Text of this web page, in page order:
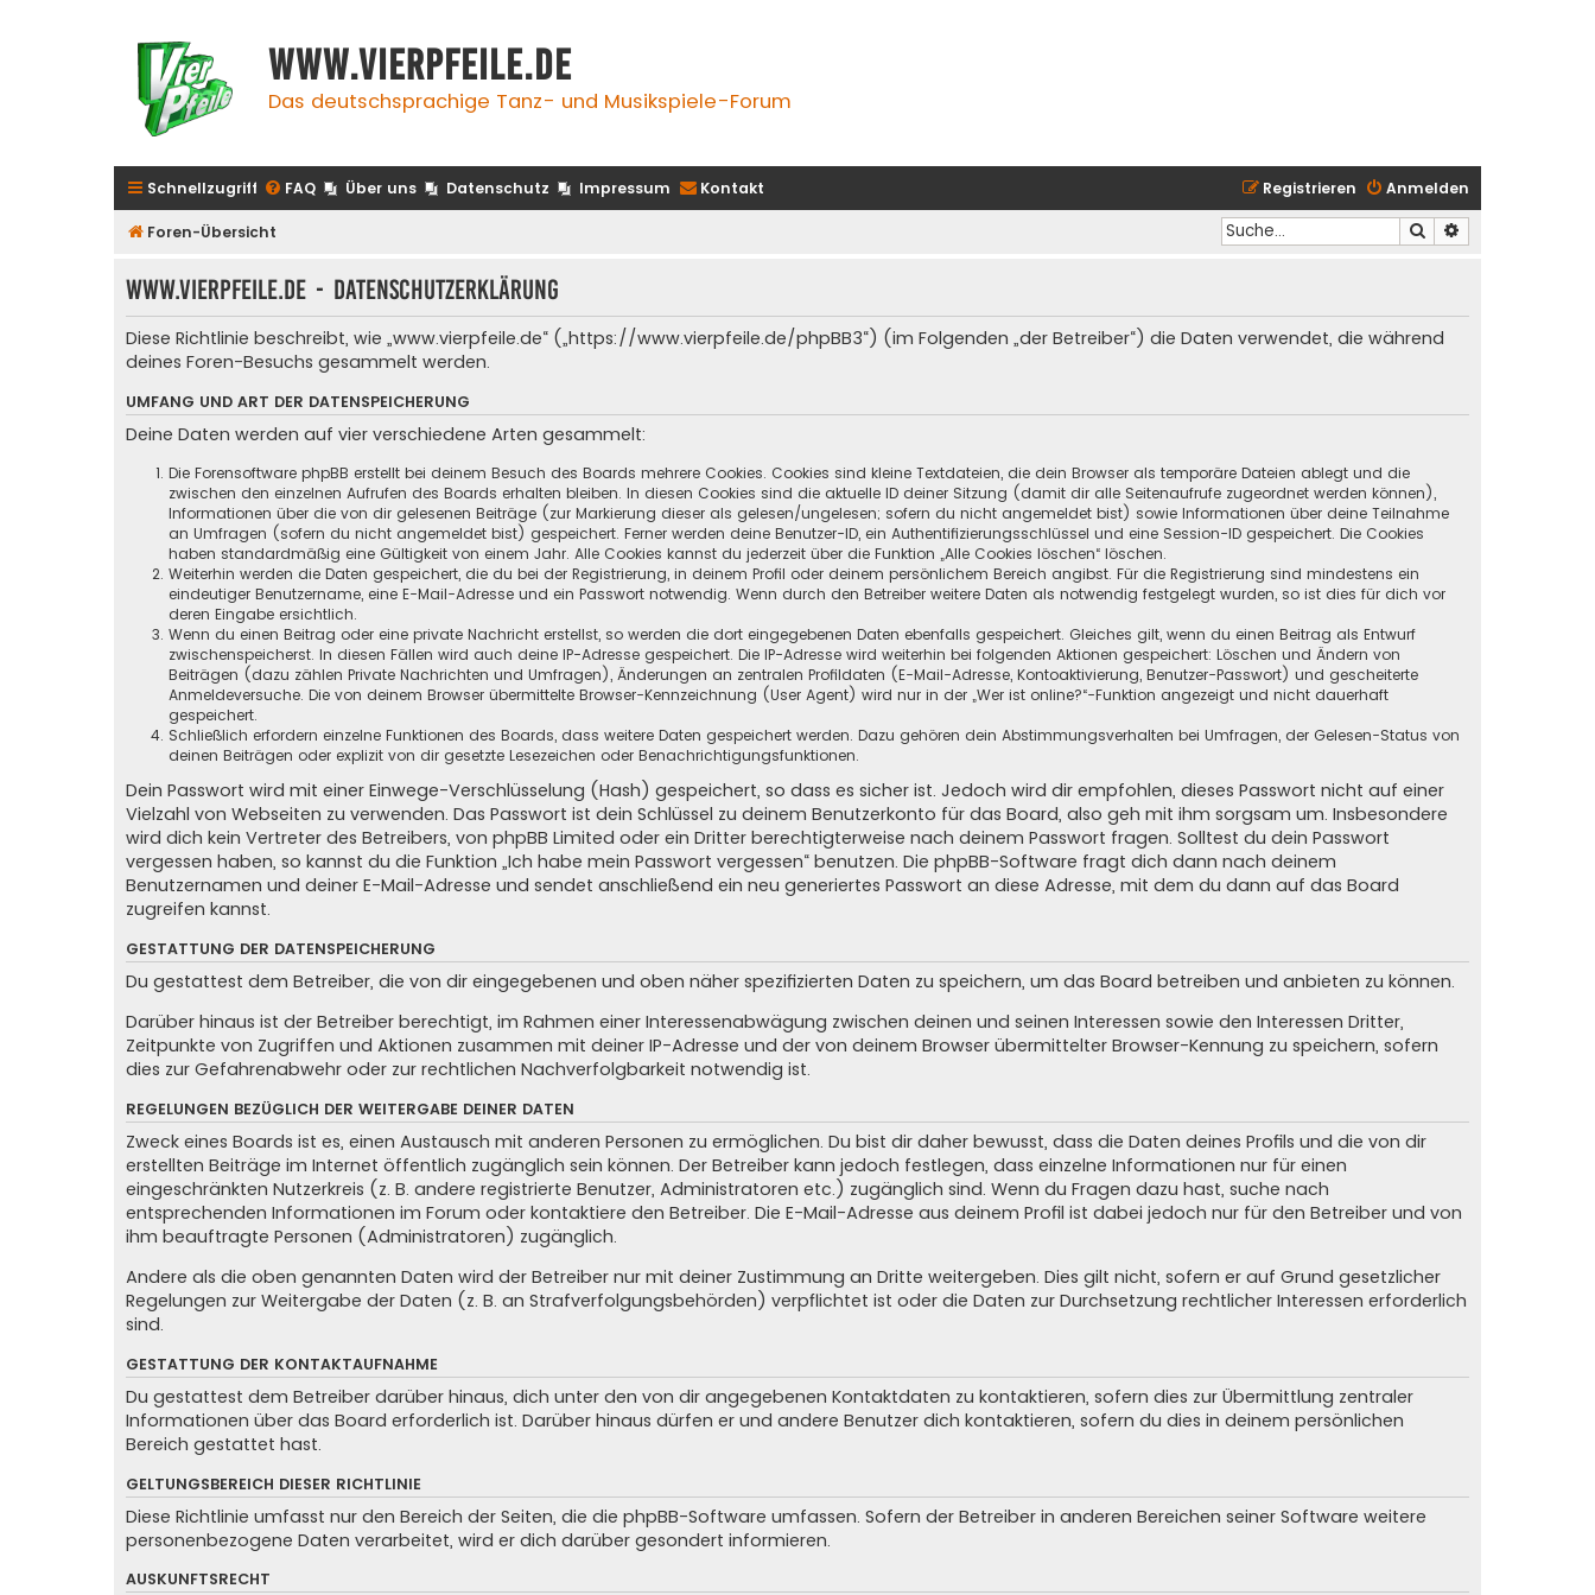
www.vierpfeile.de
Das deutschsprachige Tanz- und Musikspiele-Forum
Schnellzugriff FAQ Über uns Datenschutz Impressum Kontakt Anmelden
Registrieren
Foren-Übersicht Suche
www.vierpfeile.de - Datenschutzerklärung
Diese Richtlinie beschreibt, wie „www.vierpfeile.de“ („https://www.vierpfeile.de/phpBB3“) (im Folgenden „der Betreiber“) die Daten verwendet, die während
deines Foren-Besuchs gesammelt werden.
UMFANG UND ART DER DATENSPEICHERUNG
Deine Daten werden auf vier verschiedene Arten gesammelt:
Die Forensoftware phpBB erstellt bei deinem Besuch des Boards mehrere Cookies. Cookies sind kleine Textdateien, die dein Browser als temporäre Dateien ablegt und die
zwischen den einzelnen Aufrufen des Boards erhalten bleiben. In diesen Cookies sind die aktuelle ID deiner Sitzung (damit dir alle Seitenaufrufe zugeordnet werden können),
Informationen über die von dir gelesenen Beiträge (zur Markierung dieser als gelesen/ungelesen; sofern du nicht angemeldet bist) sowie Informationen über deine Teilnahme
an Umfragen (sofern du nicht angemeldet bist) gespeichert. Ferner werden deine Benutzer-ID, ein Authentifizierungsschlüssel und eine Session-ID gespeichert. Die Cookies
haben standardmäßig eine Gültigkeit von einem Jahr. Alle Cookies kannst du jederzeit über die Funktion „Alle Cookies löschen“ löschen.
Weiterhin werden die Daten gespeichert, die du bei der Registrierung, in deinem Profil oder deinem persönlichem Bereich angibst. Für die Registrierung sind mindestens ein
eindeutiger Benutzername, eine E-Mail-Adresse und ein Passwort notwendig. Wenn durch den Betreiber weitere Daten als notwendig festgelegt wurden, so ist dies für dich vor
deren Eingabe ersichtlich.
Wenn du einen Beitrag oder eine private Nachricht erstellst, so werden die dort eingegebenen Daten ebenfalls gespeichert. Gleiches gilt, wenn du einen Beitrag als Entwurf
zwischenspeicherst. In diesen Fällen wird auch deine IP-Adresse gespeichert. Die IP-Adresse wird weiterhin bei folgenden Aktionen gespeichert: Löschen und Ändern von
Beiträgen (dazu zählen Private Nachrichten und Umfragen), Änderungen an zentralen Profildaten (E-Mail-Adresse, Kontoaktivierung, Benutzer-Passwort) und gescheiterte
Anmeldeversuche. Die von deinem Browser übermittelte Browser-Kennzeichnung (User Agent) wird nur in der „Wer ist online?“-Funktion angezeigt und nicht dauerhaft
gespeichert.
Schließlich erfordern einzelne Funktionen des Boards, dass weitere Daten gespeichert werden. Dazu gehören dein Abstimmungsverhalten bei Umfragen, der Gelesen-Status von
deinen Beiträgen oder explizit von dir gesetzte Lesezeichen oder Benachrichtigungsfunktionen.
Dein Passwort wird mit einer Einwege-Verschlüsselung (Hash) gespeichert, so dass es sicher ist. Jedoch wird dir empfohlen, dieses Passwort nicht auf einer
Vielzahl von Webseiten zu verwenden. Das Passwort ist dein Schlüssel zu deinem Benutzerkonto für das Board, also geh mit ihm sorgsam um. Insbesondere
wird dich kein Vertreter des Betreibers, von phpBB Limited oder ein Dritter berechtigterweise nach deinem Passwort fragen. Solltest du dein Passwort
vergessen haben, so kannst du die Funktion „Ich habe mein Passwort vergessen“ benutzen. Die phpBB-Software fragt dich dann nach deinem
Benutzernamen und deiner E-Mail-Adresse und sendet anschließend ein neu generiertes Passwort an diese Adresse, mit dem du dann auf das Board
zugreifen kannst.
GESTATTUNG DER DATENSPEICHERUNG
Du gestattest dem Betreiber, die von dir eingegebenen und oben näher spezifizierten Daten zu speichern, um das Board betreiben und anbieten zu können.
Darüber hinaus ist der Betreiber berechtigt, im Rahmen einer Interessenabwägung zwischen deinen und seinen Interessen sowie den Interessen Dritter,
Zeitpunkte von Zugriffen und Aktionen zusammen mit deiner IP-Adresse und der von deinem Browser übermittelter Browser-Kennung zu speichern, sofern
dies zur Gefahrenabwehr oder zur rechtlichen Nachverfolgbarkeit notwendig ist.
REGELUNGEN BEZÜGLICH DER WEITERGABE DEINER DATEN
Zweck eines Boards ist es, einen Austausch mit anderen Personen zu ermöglichen. Du bist dir daher bewusst, dass die Daten deines Profils und die von dir
erstellten Beiträge im Internet öffentlich zugänglich sein können. Der Betreiber kann jedoch festlegen, dass einzelne Informationen nur für einen
eingeschränkten Nutzerkreis (z. B. andere registrierte Benutzer, Administratoren etc.) zugänglich sind. Wenn du Fragen dazu hast, suche nach
entsprechenden Informationen im Forum oder kontaktiere den Betreiber. Die E-Mail-Adresse aus deinem Profil ist dabei jedoch nur für den Betreiber und von
ihm beauftragte Personen (Administratoren) zugänglich.
Andere als die oben genannten Daten wird der Betreiber nur mit deiner Zustimmung an Dritte weitergeben. Dies gilt nicht, sofern er auf Grund gesetzlicher
Regelungen zur Weitergabe der Daten (z. B. an Strafverfolgungsbehörden) verpflichtet ist oder die Daten zur Durchsetzung rechtlicher Interessen erforderlich
sind.
GESTATTUNG DER KONTAKTAUFNAHME
Du gestattest dem Betreiber darüber hinaus, dich unter den von dir angegebenen Kontaktdaten zu kontaktieren, sofern dies zur Übermittlung zentraler
Informationen über das Board erforderlich ist. Darüber hinaus dürfen er und andere Benutzer dich kontaktieren, sofern du dies in deinem persönlichen
Bereich gestattet hast.
GELTUNGSBEREICH DIESER RICHTLINIE
Diese Richtlinie umfasst nur den Bereich der Seiten, die die phpBB-Software umfassen. Sofern der Betreiber in anderen Bereichen seiner Software weitere
personenbezogene Daten verarbeitet, wird er dich darüber gesondert informieren.
AUSKUNFTSRECHT